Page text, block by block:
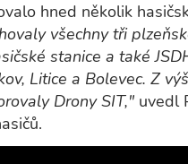
hned několik
všechny tři
stanice a také
Litice a Bolevec. Z
Drony SIT," uvedl